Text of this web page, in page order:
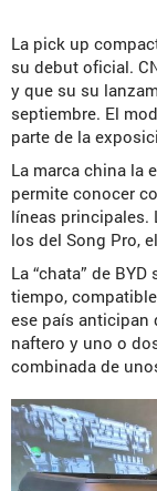
La pick up
su debut oficial.
y que su su
septiembre. El
parte de la
La marca china la
permite conocer
líneas principales.
los del Song Pro,
La “chata” de
tiempo,
ese país anticipan
naftero y uno o
combinada de